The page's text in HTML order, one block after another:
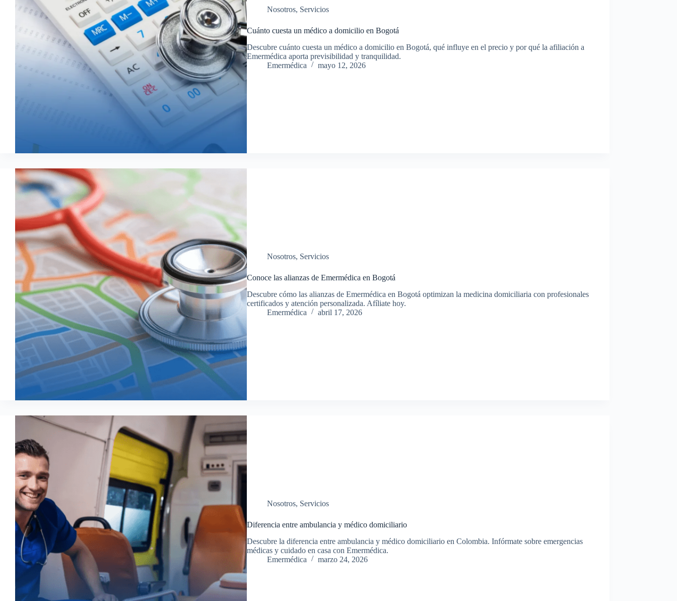
Nosotros, Servicios
Cuánto cuesta un médico a domicilio en Bogotá
Descubre cuánto cuesta un médico a domicilio en Bogotá, qué influye en el precio y por qué la afiliación a
Emermédica aporta previsibilidad y tranquilidad.
Emermédica
mayo 12, 2026
Nosotros, Servicios
Conoce las alianzas de Emermédica en Bogotá
Descubre cómo las alianzas de Emermédica en Bogotá optimizan la medicina domiciliaria con profesionales
certificados y atención personalizada. Afíliate hoy.
Emermédica
abril 17, 2026
Nosotros, Servicios
Diferencia entre ambulancia y médico domiciliario
Descubre la diferencia entre ambulancia y médico domiciliario en Colombia. Infórmate sobre emergencias
médicas y cuidado en casa con Emermédica.
Emermédica
marzo 24, 2026